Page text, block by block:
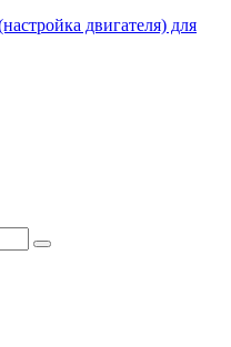
двигателя) для